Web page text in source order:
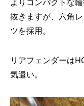
よりコンパクトな
抜きますが、六角
ツを採用。
リアフェンダーは
気遣い。